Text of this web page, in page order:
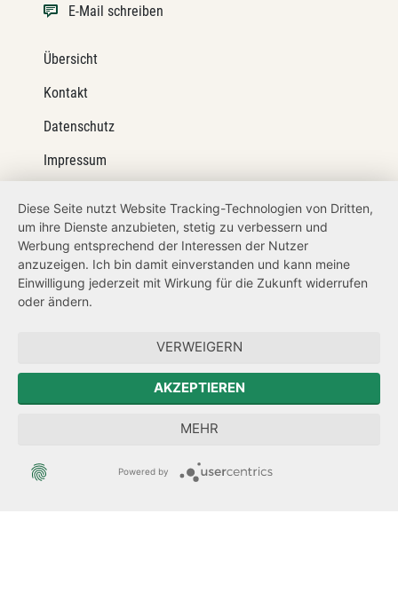
E-Mail schreiben
Übersicht
Kontakt
Datenschutz
Impressum
Netiquette
Transparenzanspruch
Hinweisgeberschutz
Forum Mitteleuropa
Der Sächsische Integrationsbeauftragte
Sächsische Landesbeauftragte zur Aufarbeitung der SED-
Diese Seite nutzt Website Tracking-Technologien von Dritten,
um ihre Dienste anzubieten, stetig zu verbessern und
Werbung entsprechend der Interessen der Nutzer
anzuzeigen. Ich bin damit einverstanden und kann meine
Einwilligung jederzeit mit Wirkung für die Zukunft widerrufen
oder ändern.
VERWEIGERN
AKZEPTIEREN
MEHR
Powered by